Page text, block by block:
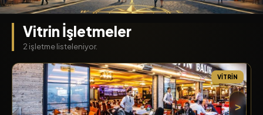
Vitrin İşletmeler
2 işletme listeleniyor.
>
VITRIN